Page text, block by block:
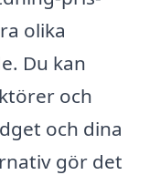
olika
Du kan
och
och dina
gör det